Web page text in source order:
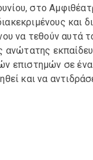
στο
και
να τεθούν αυτά
επιστημών σε
και να